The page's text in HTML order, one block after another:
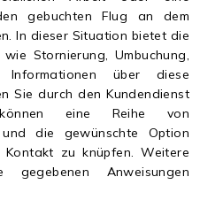
gebuchten Flug an dem
In dieser Situation bietet die
Stornierung, Umbuchung,
über diese
Sie durch den Kundendienst
eine Reihe von
die gewünschte Option
zu knüpfen. Weitere
Anweisungen